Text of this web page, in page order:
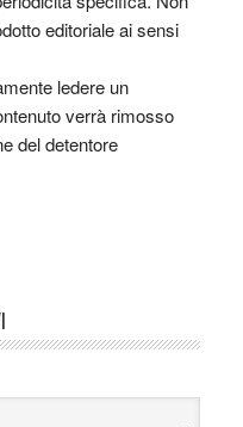
editoriale ai sensi
ledere un
verrà rimosso
del detentore